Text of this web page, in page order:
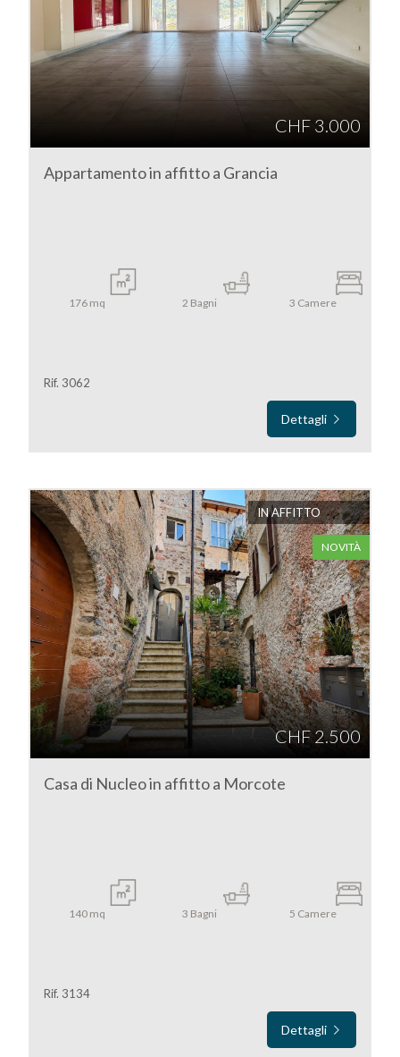
CHF 3.000
Appartamento in affitto a Grancia
176 mq 2 Bagni 3 Camere
Rif. 3062
Dettagli
IN AFFITTO
NOVITÀ
CHF 2.500
Casa di Nucleo in affitto a Morcote
140 mq 3 Bagni 5 Camere
Rif. 3134
Dettagli
CONTATTI
Provincia
Comune
Residenziali
Terreni
Prezzo
Totale
Qualsiasi